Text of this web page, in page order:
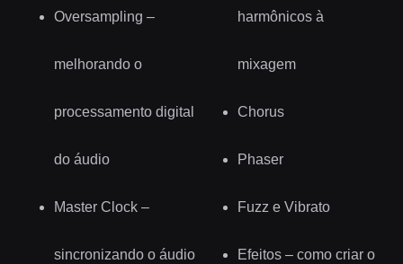
Oversampling –
melhorando o
processamento digital
do áudio
Master Clock –
sincronizando o áudio
harmônicos à
mixagem
Chorus
Phaser
Fuzz e Vibrato
Efeitos – como criar o